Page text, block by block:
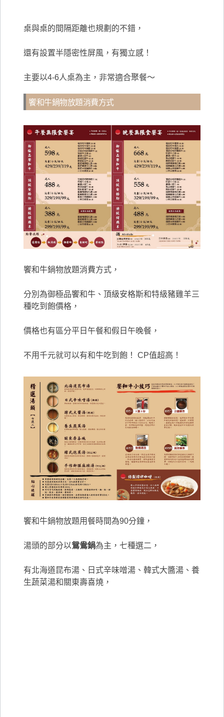
桌與桌的間隔距離也規劃的不錯，
還有設置半隱密性屏風，有獨立感！
主要以4-6人桌為主，非常適合聚餐～
饗和牛鍋物放題消費方式
饗和牛鍋物放題消費方式，
分別為御極品饗和牛、頂級安格斯和特級豬雞羊三
種吃到飽價格，
價格也有區分平日午餐和假日午晚餐，
不用千元就可以有和牛吃到飽！ CP值超高！
饗和牛鍋物放題用餐時間為90分鐘，
湯頭的部分以鴛鴦鍋為主，七種選二，
有北海道昆布湯、日式辛味噌湯、韓式大醬湯、養
生蔬菜湯和關東壽喜燒，